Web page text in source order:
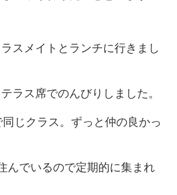
スメイトとランチに行きまし
ラス席でのんびりしました。
じクラス。ずっと仲の良かっ
んでいるので定期的に集まれ